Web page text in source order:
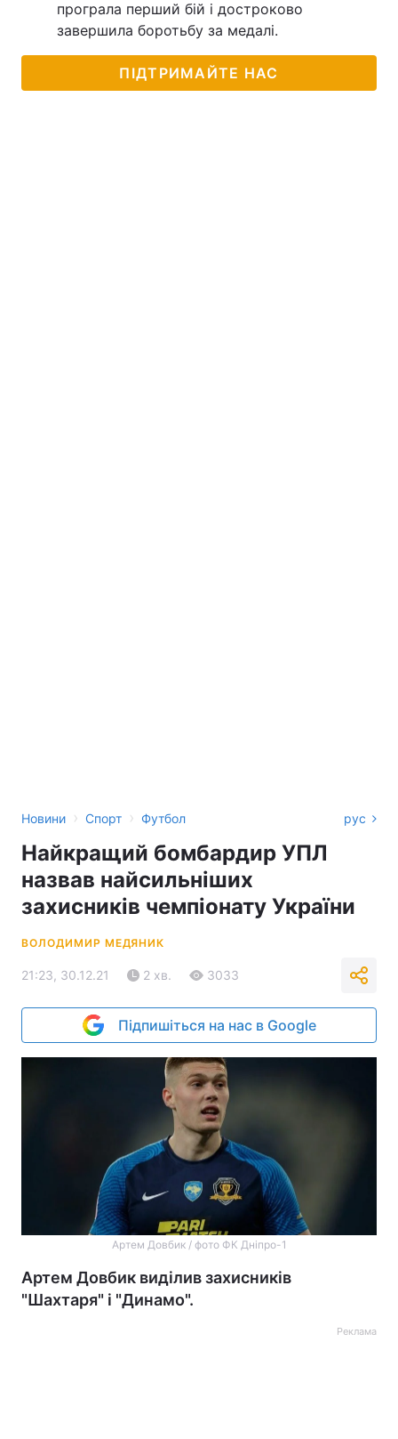
програла перший бій і достроково
завершила боротьбу за медалі.
ПІДТРИМАЙТЕ НАС
Новини › Спорт › Футбол рус
Найкращий бомбардир УПЛ
назвав найсильніших
захисників чемпіонату України
ВОЛОДИМИР МЕДЯНИК
21:23, 30.12.21 2 хв. 3033
Підпишіться на нас в Google
Артем Довбик / фото ФК Дніпро-1
Артем Довбик виділив захисників
"Шахтаря" і "Динамо".
Реклама